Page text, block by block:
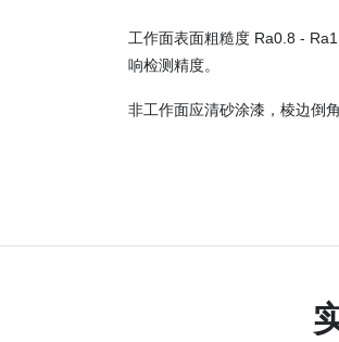
工作面表面粗糙度 Ra0.8 -
响检测精度。
非工作面应清砂涂漆，棱边倒